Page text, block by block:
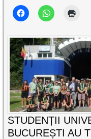
STUDENȚII
BUCUREȘTI AU